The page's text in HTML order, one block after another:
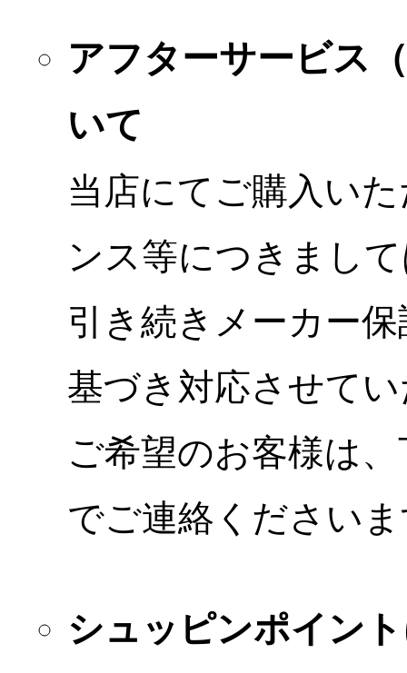
アフターサービス
いて
当店にてご購入い
ンス等につきまし
引き続きメーカー
基づき対応させて
ご希望のお客様は
でご連絡ください
シュッピンポイン